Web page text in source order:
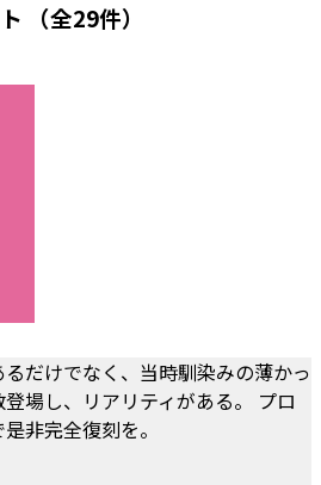
（全29件）
だけでなく、当時馴染みの薄かっ
場し、リアリティがある。 プロ
非完全復刻を。